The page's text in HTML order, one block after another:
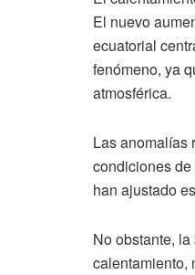
El nuevo
ecuatorial
fenómeno, ya
atmosférica.
Las anomalías
condiciones
han ajustado
No obstante,
calentamiento,